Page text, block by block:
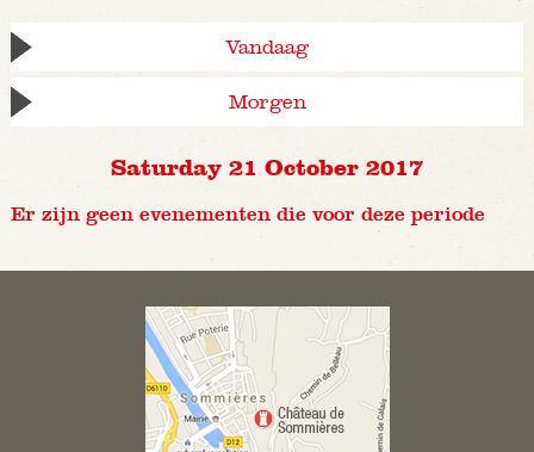
Vandaag
Morgen
Saturday 21 October 2017
Er zijn geen evenementen die voor deze periode